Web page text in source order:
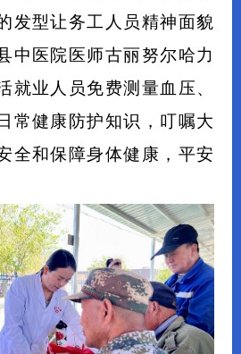
发型让务工人员精神面貌
中医院医师古丽努尔哈力
就业人员免费测量血压、
常健康防护知识，叮嘱大
全和保障身体健康，平安